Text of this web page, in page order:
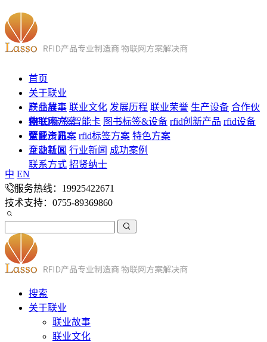
首页
关于联业
联业故事 联业文化 发展历程 联业荣誉 生产设备 合作伙
伴
产品展示
RFID标签 智能卡 图书标签&设备 rfid创新产品 rfid设备
蓝牙产品
物联网方案
智能卡方案 rfid标签方案 特色方案
企业资讯
企业新闻 行业新闻 成功案例
互动社区
联系方式 招贤纳士
中 EN
服务热线：19925422671
技术支持：0755-89369860
搜索
关于联业
联业故事
联业文化